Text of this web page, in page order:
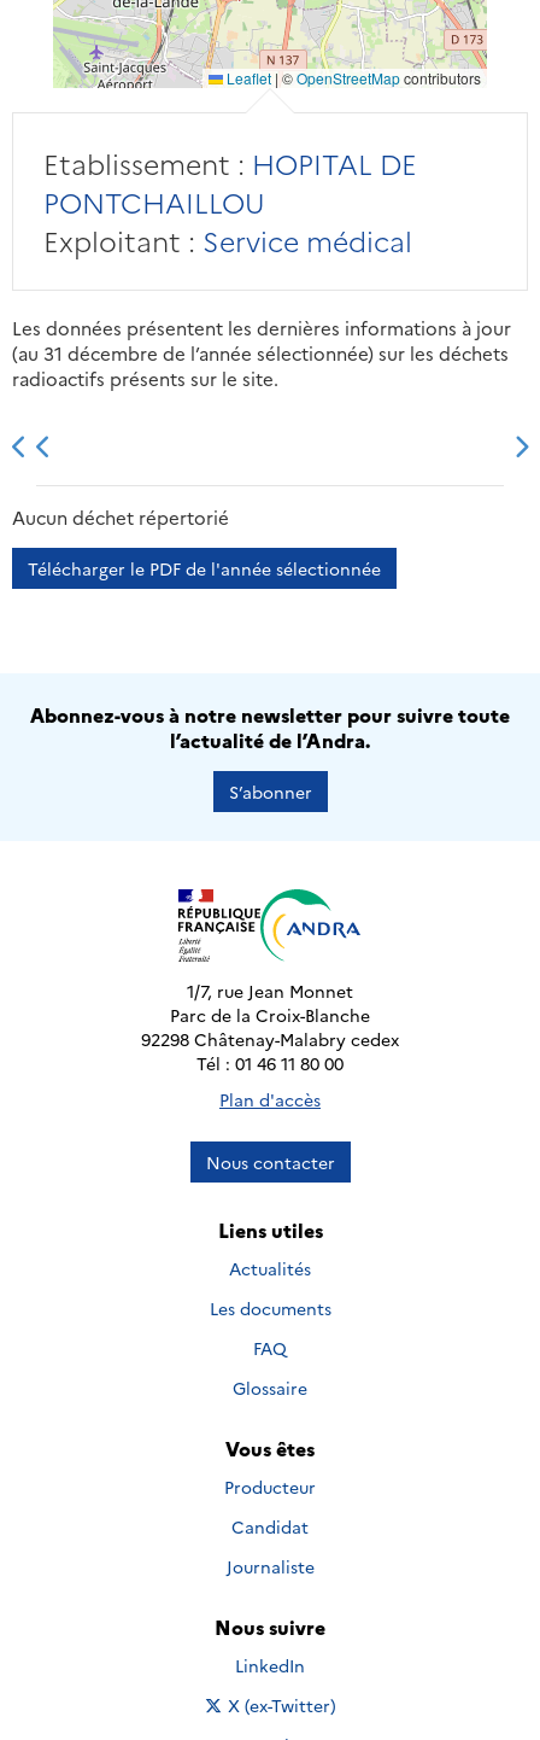
Leaflet | ©OpenStreetMapcontributors
Etablissement : HOPITAL DE
PONTCHAILLOU
Exploitant : Service médical
Les données présentent les dernières informations à jour
(au 31 décembre de l’année sélectionnée) sur les déchets
radioactifs présents sur le site.
2013 2014
Aucun déchet répertorié
Télécharger le PDF de l'année sélectionnée
Abonnez-vous à notre newsletter pour suivre toute
l’actualité de l’Andra.
S’abonner
1/7, rue Jean Monnet
Parc de la Croix-Blanche
92298 Châtenay-Malabry cedex
Tél : 01 46 11 80 00
Plan d'accès
Nous contacter
Liens utiles
Actualités
Les documents
FAQ
Glossaire
Vous êtes
Producteur
Candidat
Journaliste
Nous suivre
Nous suivre sur
LinkedIn
Nous suivre sur
X (ex-Twitter)